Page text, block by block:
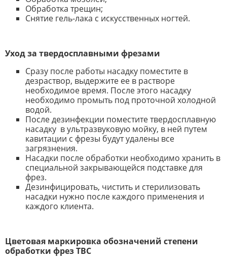
Обработка трещин;
Снятие гель-лака с искусственных ногтей.
Уход за твердосплавными фрезами
Сразу после работы насадку поместите в
дезраствор, выдержите ее в растворе
необходимое время. После этого насадку
необходимо промыть под проточной холодной
водой.
После дезинфекции поместите твердосплавную
насадку в ультразвуковую мойку, в ней путем
кавитации с фрезы будут удалены все
загрязнения.
Насадки после обработки необходимо хранить в
специальной закрывающейся подставке для
фрез.
Дезинфицировать, чистить и стерилизовать
насадки нужно после каждого применения и
каждого клиента.
Цветовая маркировка обозначений степени
обработки фрез ТВС